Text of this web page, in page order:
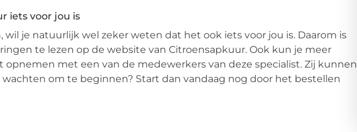
iets voor jou is
je natuurlijk wel zeker weten dat het ook iets voor jou is. Daarom is
te lezen op de website van Citroensapkuur. Ook kun je meer
met een van de medewerkers van deze specialist. Zij kunnen
om te beginnen? Start dan vandaag nog door het bestellen